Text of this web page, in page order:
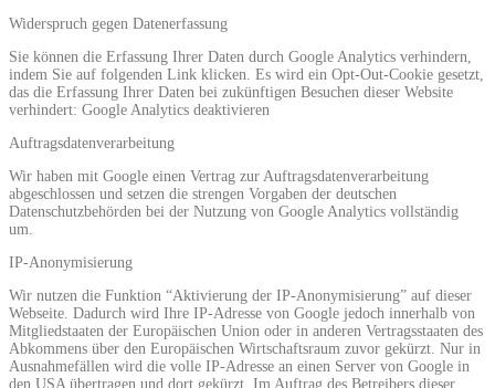
Widerspruch gegen Datenerfassung
Sie können die Erfassung Ihrer Daten durch Google Analytics verhindern,
indem Sie auf folgenden Link klicken. Es wird ein Opt-Out-Cookie gesetzt,
das die Erfassung Ihrer Daten bei zukünftigen Besuchen dieser Website
verhindert: Google Analytics deaktivieren
Auftragsdatenverarbeitung
Wir haben mit Google einen Vertrag zur Auftragsdatenverarbeitung
abgeschlossen und setzen die strengen Vorgaben der deutschen
Datenschutzbehörden bei der Nutzung von Google Analytics vollständig
um.
IP-Anonymisierung
Wir nutzen die Funktion “Aktivierung der IP-Anonymisierung” auf dieser
Webseite. Dadurch wird Ihre IP-Adresse von Google jedoch innerhalb von
Mitgliedstaaten der Europäischen Union oder in anderen Vertragsstaaten des
Abkommens über den Europäischen Wirtschaftsraum zuvor gekürzt. Nur in
Ausnahmefällen wird die volle IP-Adresse an einen Server von Google in
den USA übertragen und dort gekürzt. Im Auftrag des Betreibers dieser